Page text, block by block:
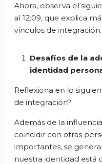
Ahora, observa el
al 12:09, que explica
vínculos de integración.
Desafíos de la
identidad
Reflexiona en lo
de integración?
Además de la
coincidir con otras
importantes, se
nuestra identidad está